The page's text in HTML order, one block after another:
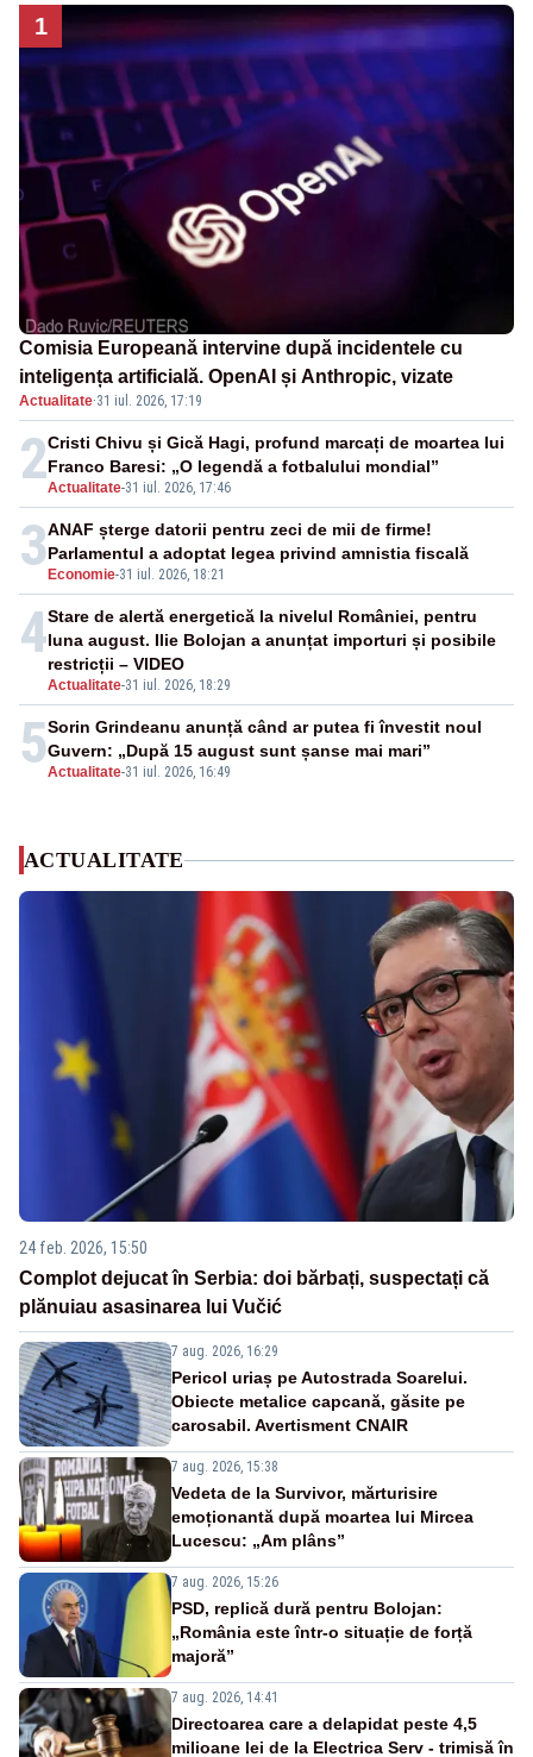
1
Comisia Europeană intervine după incidentele cu
inteligența artificială. OpenAI și Anthropic, vizate
Actualitate·31 iul. 2026, 17:19
2Actualitate-31 iul. 2026, 17:46
Cristi Chivu și Gică Hagi, profund marcați de moartea lui
Franco Baresi: „O legendă a fotbalului mondial”
3 Economie-31 iul. 2026, 18:21
ANAF șterge datorii pentru zeci de mii de firme!
Parlamentul a adoptat legea privind amnistia fiscală
4
Actualitate-31 iul. 2026, 18:29
Stare de alertă energetică la nivelul României, pentru
luna august. Ilie Bolojan a anunțat importuri și posibile
restricții – VIDEO
5Actualitate-31 iul. 2026, 16:49
Sorin Grindeanu anunță când ar putea fi învestit noul
Guvern: „După 15 august sunt șanse mai mari”
ACTUALITATE
24 feb. 2026, 15:50
Complot dejucat în Serbia: doi bărbați, suspectați că
plănuiau asasinarea lui Vučić
7 aug. 2026, 16:29
Pericol uriaș pe Autostrada Soarelui.
Obiecte metalice capcană, găsite pe
carosabil. Avertisment CNAIR
7 aug. 2026, 15:38
Vedeta de la Survivor, mărturisire
emoționantă după moartea lui Mircea
Lucescu: „Am plâns”
7 aug. 2026, 15:26
PSD, replică dură pentru Bolojan:
„România este într-o situație de forță
majoră”
7 aug. 2026, 14:41
Directoarea care a delapidat peste 4,5
milioane lei de la Electrica Serv - trimisă în